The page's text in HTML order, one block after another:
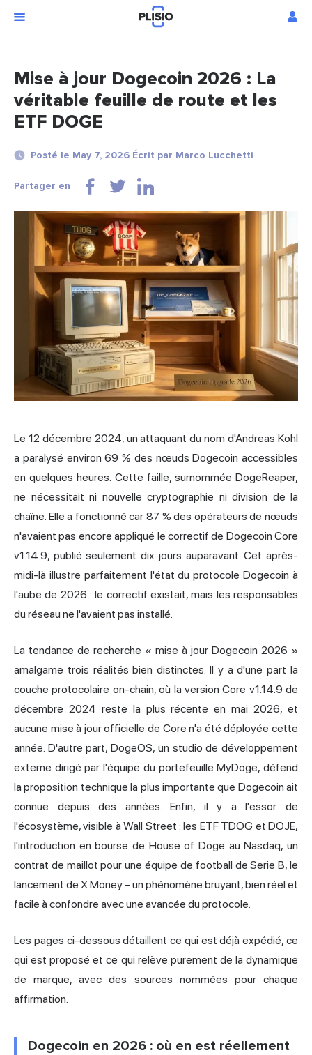
Mise à jour Dogecoin 2026 : La
véritable feuille de route et les
ETF DOGE
Posté le May 7, 2026 Écrit par Marco Lucchetti
Partager en
Le 12 décembre 2024, un attaquant du nom d'Andreas Kohl
a paralysé environ 69 % des nœuds Dogecoin accessibles
en quelques heures. Cette faille, surnommée DogeReaper,
ne nécessitait ni nouvelle cryptographie ni division de la
chaîne. Elle a fonctionné car 87 % des opérateurs de nœuds
n'avaient pas encore appliqué le correctif de Dogecoin Core
v1.14.9, publié seulement dix jours auparavant. Cet après-
midi-là illustre parfaitement l'état du protocole Dogecoin à
l'aube de 2026 : le correctif existait, mais les responsables
du réseau ne l'avaient pas installé.
La tendance de recherche « mise à jour Dogecoin 2026 »
amalgame trois réalités bien distinctes. Il y a d'une part la
couche protocolaire on-chain, où la version Core v1.14.9 de
décembre 2024 reste la plus récente en mai 2026, et
aucune mise à jour officielle de Core n'a été déployée cette
année. D'autre part, DogeOS, un studio de développement
externe dirigé par l'équipe du portefeuille MyDoge, défend
la proposition technique la plus importante que Dogecoin ait
connue depuis des années. Enfin, il y a l'essor de
l'écosystème, visible à Wall Street : les ETF TDOG et DOJE,
l'introduction en bourse de House of Doge au Nasdaq, un
contrat de maillot pour une équipe de football de Serie B, le
lancement de X Money – un phénomène bruyant, bien réel et
facile à confondre avec une avancée du protocole.
Les pages ci-dessous détaillent ce qui est déjà expédié, ce
qui est proposé et ce qui relève purement de la dynamique
de marque, avec des sources nommées pour chaque
affirmation.
Dogecoin en 2026 : où en est réellement